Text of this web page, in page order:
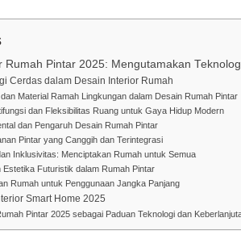
Rumah Pintar 2025: Mengutamakan
Cerdas dalam Desain Interior Rumah
Material Ramah Lingkungan dalam Desain Rumah Pintar
dan Fleksibilitas Ruang untuk Gaya Hidup Modern
dan Pengaruh Desain Rumah Pintar
Pintar yang Canggih dan Terintegrasi
Inklusivitas: Menciptakan Rumah untuk Semua
Estetika Futuristik dalam Rumah Pintar
Rumah untuk Penggunaan Jangka Panjang
Smart Home 2025
Pintar 2025 sebagai Paduan Teknologi dan